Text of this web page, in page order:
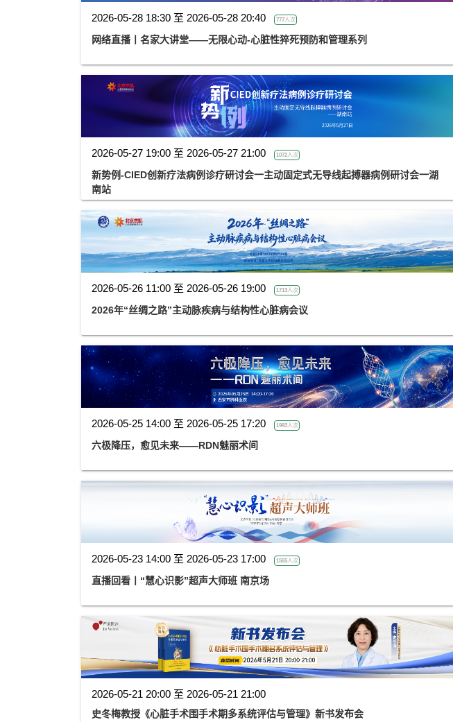
2026-05-28 18:30 至 2026-05-28 20:40 777人次
网络直播丨名家大讲堂——无限心动-心脏性猝死预防和管理系列
2026-05-27 19:00 至 2026-05-27 21:00 1072人次
新势例-CIED创新疗法病例诊疗研讨会一主动固定式无导线起搏器病例研讨会一湖
南站
2026-05-26 11:00 至 2026-05-26 19:00 1713人次
2026年“丝绸之路”主动脉疾病与结构性心脏病会议
2026-05-25 14:00 至 2026-05-25 17:20 1993人次
六极降压，愈见未来——RDN魅丽术间
2026-05-23 14:00 至 2026-05-23 17:00 1565人次
直播回看丨“慧心识影”超声大师班 南京场
2026-05-21 20:00 至 2026-05-21 21:00
史冬梅教授《心脏手术围手术期多系统评估与管理》新书发布会